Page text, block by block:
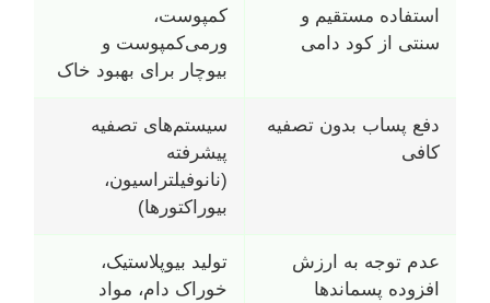
استفاده مستقیم و
سنتی از کود دامی
کمپوست،
ورمی‌کمپوست و
بیوچار برای بهبود خاک
دفع پساب بدون تصفیه
کافی
سیستم‌های تصفیه
پیشرفته
(نانوفیلتراسیون،
بیوراکتورها)
عدم توجه به ارزش
افزوده پسماندها
تولید بیوپلاستیک،
خوراک دام، مواد